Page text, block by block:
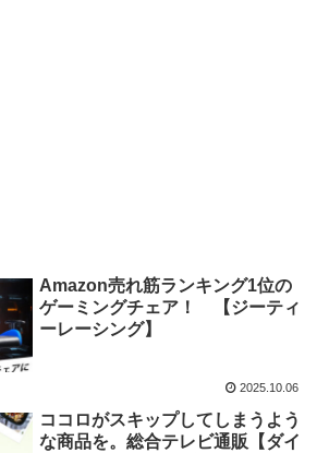
Amazon売れ筋ランキング1位の
ゲーミングチェア！ 【ジーティ
ーレーシング】
2025.10.06
ココロがスキップしてしまうよう
な商品を。総合テレビ通販【ダイ